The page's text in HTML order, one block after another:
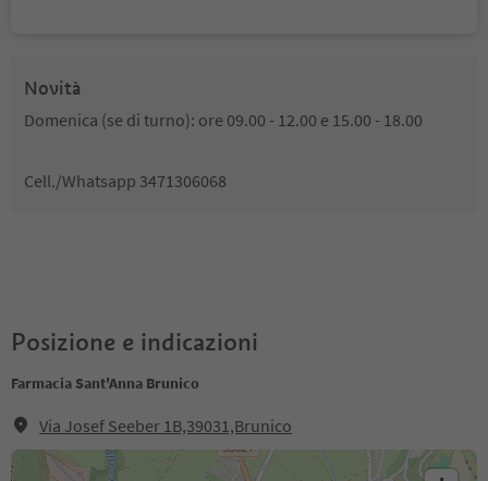
Novità
Domenica (se di turno): ore 09.00 - 12.00 e 15.00 - 18.00
Cell./Whatsapp 3471306068
Posizione e indicazioni
Farmacia Sant'Anna Brunico
Via Josef Seeber 1B,39031,Brunico